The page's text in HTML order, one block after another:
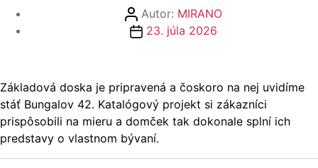
Autor
článku
Autor: MIRANO
Dátum23. júla 2026
Základová doska je pripravená a čoskoro na nej uvidíme
stáť Bungalov 42. Katalógový projekt si zákazníci
prispôsobili na mieru a domček tak dokonale splní ich
predstavy o vlastnom bývaní.